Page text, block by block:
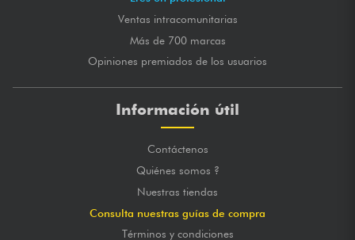
Ventas intracomunitarias
Más de 700 marcas
Opiniones premiados de los usuarios
Información útil
Contáctenos
Quiénes somos ?
Nuestras tiendas
Consulta nuestras guías de compra
Términos y condiciones